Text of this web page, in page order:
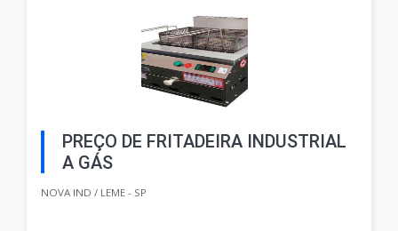
PREÇO DE FRITADEIRA INDUSTRIAL
A GÁS
NOVA IND / LEME - SP